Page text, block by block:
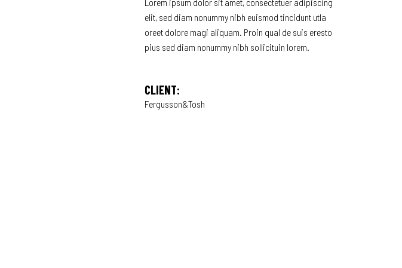
elit, sed diam nonummy nibh euismod tincidunt utla
oreet dolore magi aliquam. Proin qual de suis eresto
pius sed diam nonummy nibh sollicituin lorem.
CLIENT:
Fergusson&Tosh